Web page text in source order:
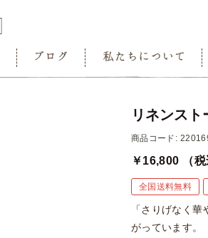
リネンス
商品コード:
￥16,800 （
全国送料無料
「さりげなく
がっています。